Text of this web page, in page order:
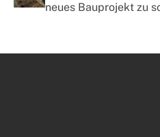
neues Bauprojekt zu